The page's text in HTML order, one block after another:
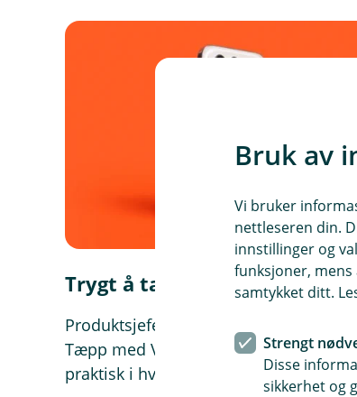
Trygt å tæppe med Vipps
Produktsjefen i Vipps forklarer hvorfor
Tæpp med Vipps er trygt, enkelt og
praktisk i hverdagen.
Bruk av
Vi bruker
nettleseren din.
innstillinger og
funksjoner,
samtykket ditt.
Strengt
Disse
sikkerhet og